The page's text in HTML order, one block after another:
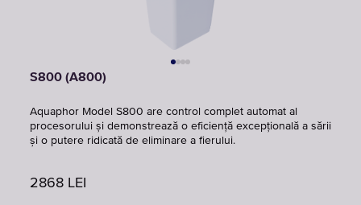
S800 (A800)
Aquaphor Model S800 are control complet automat al
procesorului și demonstrează o eficiență excepțională a sării
și o putere ridicată de eliminare a fierului.
2868 LEI